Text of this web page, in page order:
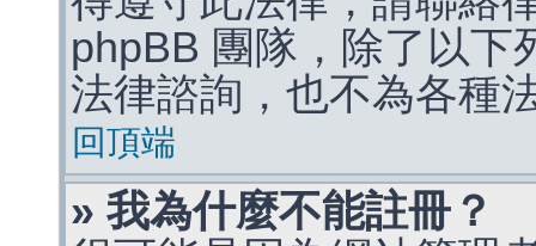
phpBB 團隊，除了以下
法律諮詢，也不為各種
回頂端
» 我為什麼不能註冊？